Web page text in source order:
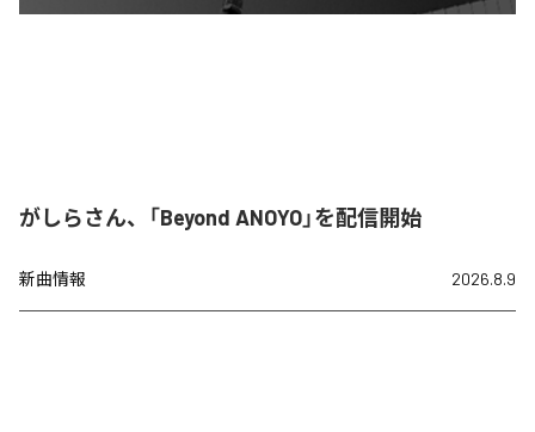
がしらさん、「Beyond ANOYO」を配信開始
新曲情報 2026.8.9